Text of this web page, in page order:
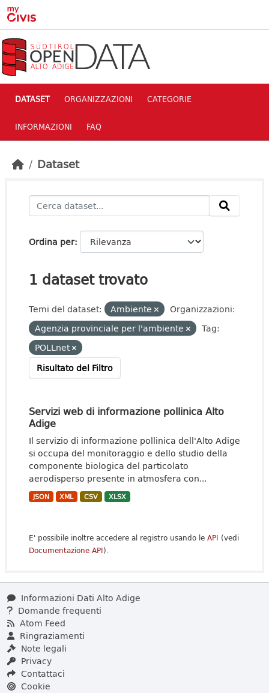
Skip to main content
DATASET ORGANIZZAZIONI CATEGORIE
INFORMAZIONI FAQ
Dataset
Ordina per
1 dataset trovato
Temi del dataset: Ambiente
Organizzazioni:
Agenzia provinciale per l'ambiente
Tag:
POLLnet
Risultato del Filtro
Servizi web di informazione pollinica Alto
Adige
Il servizio di informazione pollinica dell'Alto Adige
si occupa del monitoraggio e dello studio della
componente biologica del particolato
aerodisperso presente in atmosfera con...
JSON XML CSV XLSX
E' possibile inoltre accedere al registro usando le API (vedi
Documentazione API).
Informazioni Dati Alto Adige
Domande frequenti
Atom Feed
Ringraziamenti
Note legali
Privacy
Contattaci
Cookie